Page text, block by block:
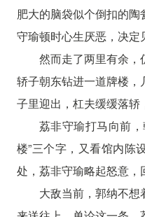
肥大的脑袋似个倒扣的
守瑜顿时心生厌恶，决定
然而走了两里有余，
轿子朝东钻进一道牌楼
子里迎出，杠夫缓缓落轿
荔非守瑜打马向前
楼”三个字，又看馆内陈
处，荔非守瑜略起怒意，
大敌当前，郭纳不想